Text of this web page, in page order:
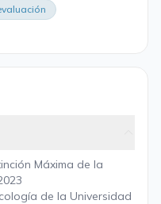
Máxima de la
de la Universidad